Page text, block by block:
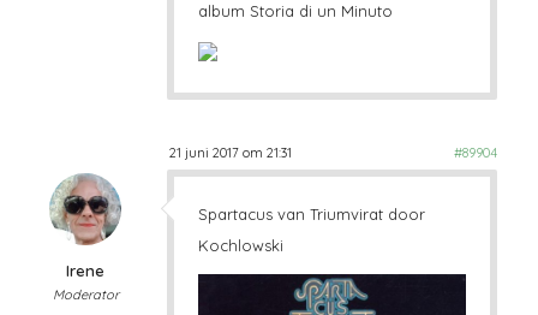
album Storia di un Minuto
21 juni 2017 om 21:31 #89904
Irene
Moderator
Spartacus van Triumvirat door
Kochlowski